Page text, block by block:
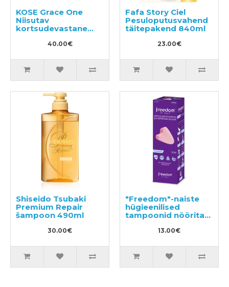
KOSE Grace One
Niisutav
kortsudevastane
täitepakend 90g
40.00€
Fafa Story Ciel
Pesuloputusvahend
täitepakend 840ml
23.00€
Shiseido Tsubaki
Premium Repair
šampoon 490ml
30.00€
"Freedom"-naiste
hügieenilised
tampoonid nöörita
13.00€